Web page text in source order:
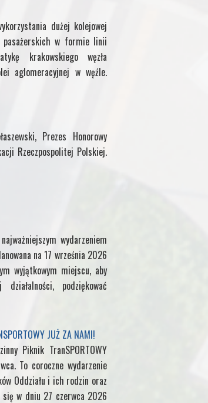
dużej kolejowej
pasażerskich w formie linii
krakowskiego węzła
aglomeracyjnej w węźle.
Prezes Honorowy
Rzeczpospolitej Polskiej.
wydarzeniem
na 17 września 2026
wyjątkowym miejscu, aby
podziękować
JUŻ ZA NAMI!
Piknik TranSPORTOWY
To coroczne wydarzenie
Oddziału i ich rodzin oraz
się w dniu 27 czerwca 2026